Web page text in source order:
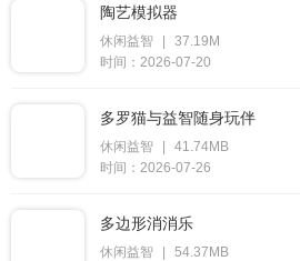
陶艺模拟器
休闲益智 |
37.19M
时间：2026-07-20
多罗猫与益智随身玩伴
休闲益智 |
41.74MB
时间：2026-07-26
多边形消消乐
休闲益智 |
54.37MB